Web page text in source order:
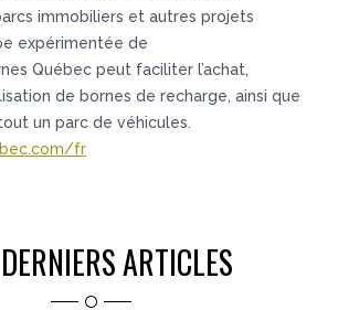
immobiliers et autres projets
expérimentée de
Québec peut faciliter l’achat,
de bornes de recharge, ainsi que
un parc de véhicules.
fr
ARTICLES